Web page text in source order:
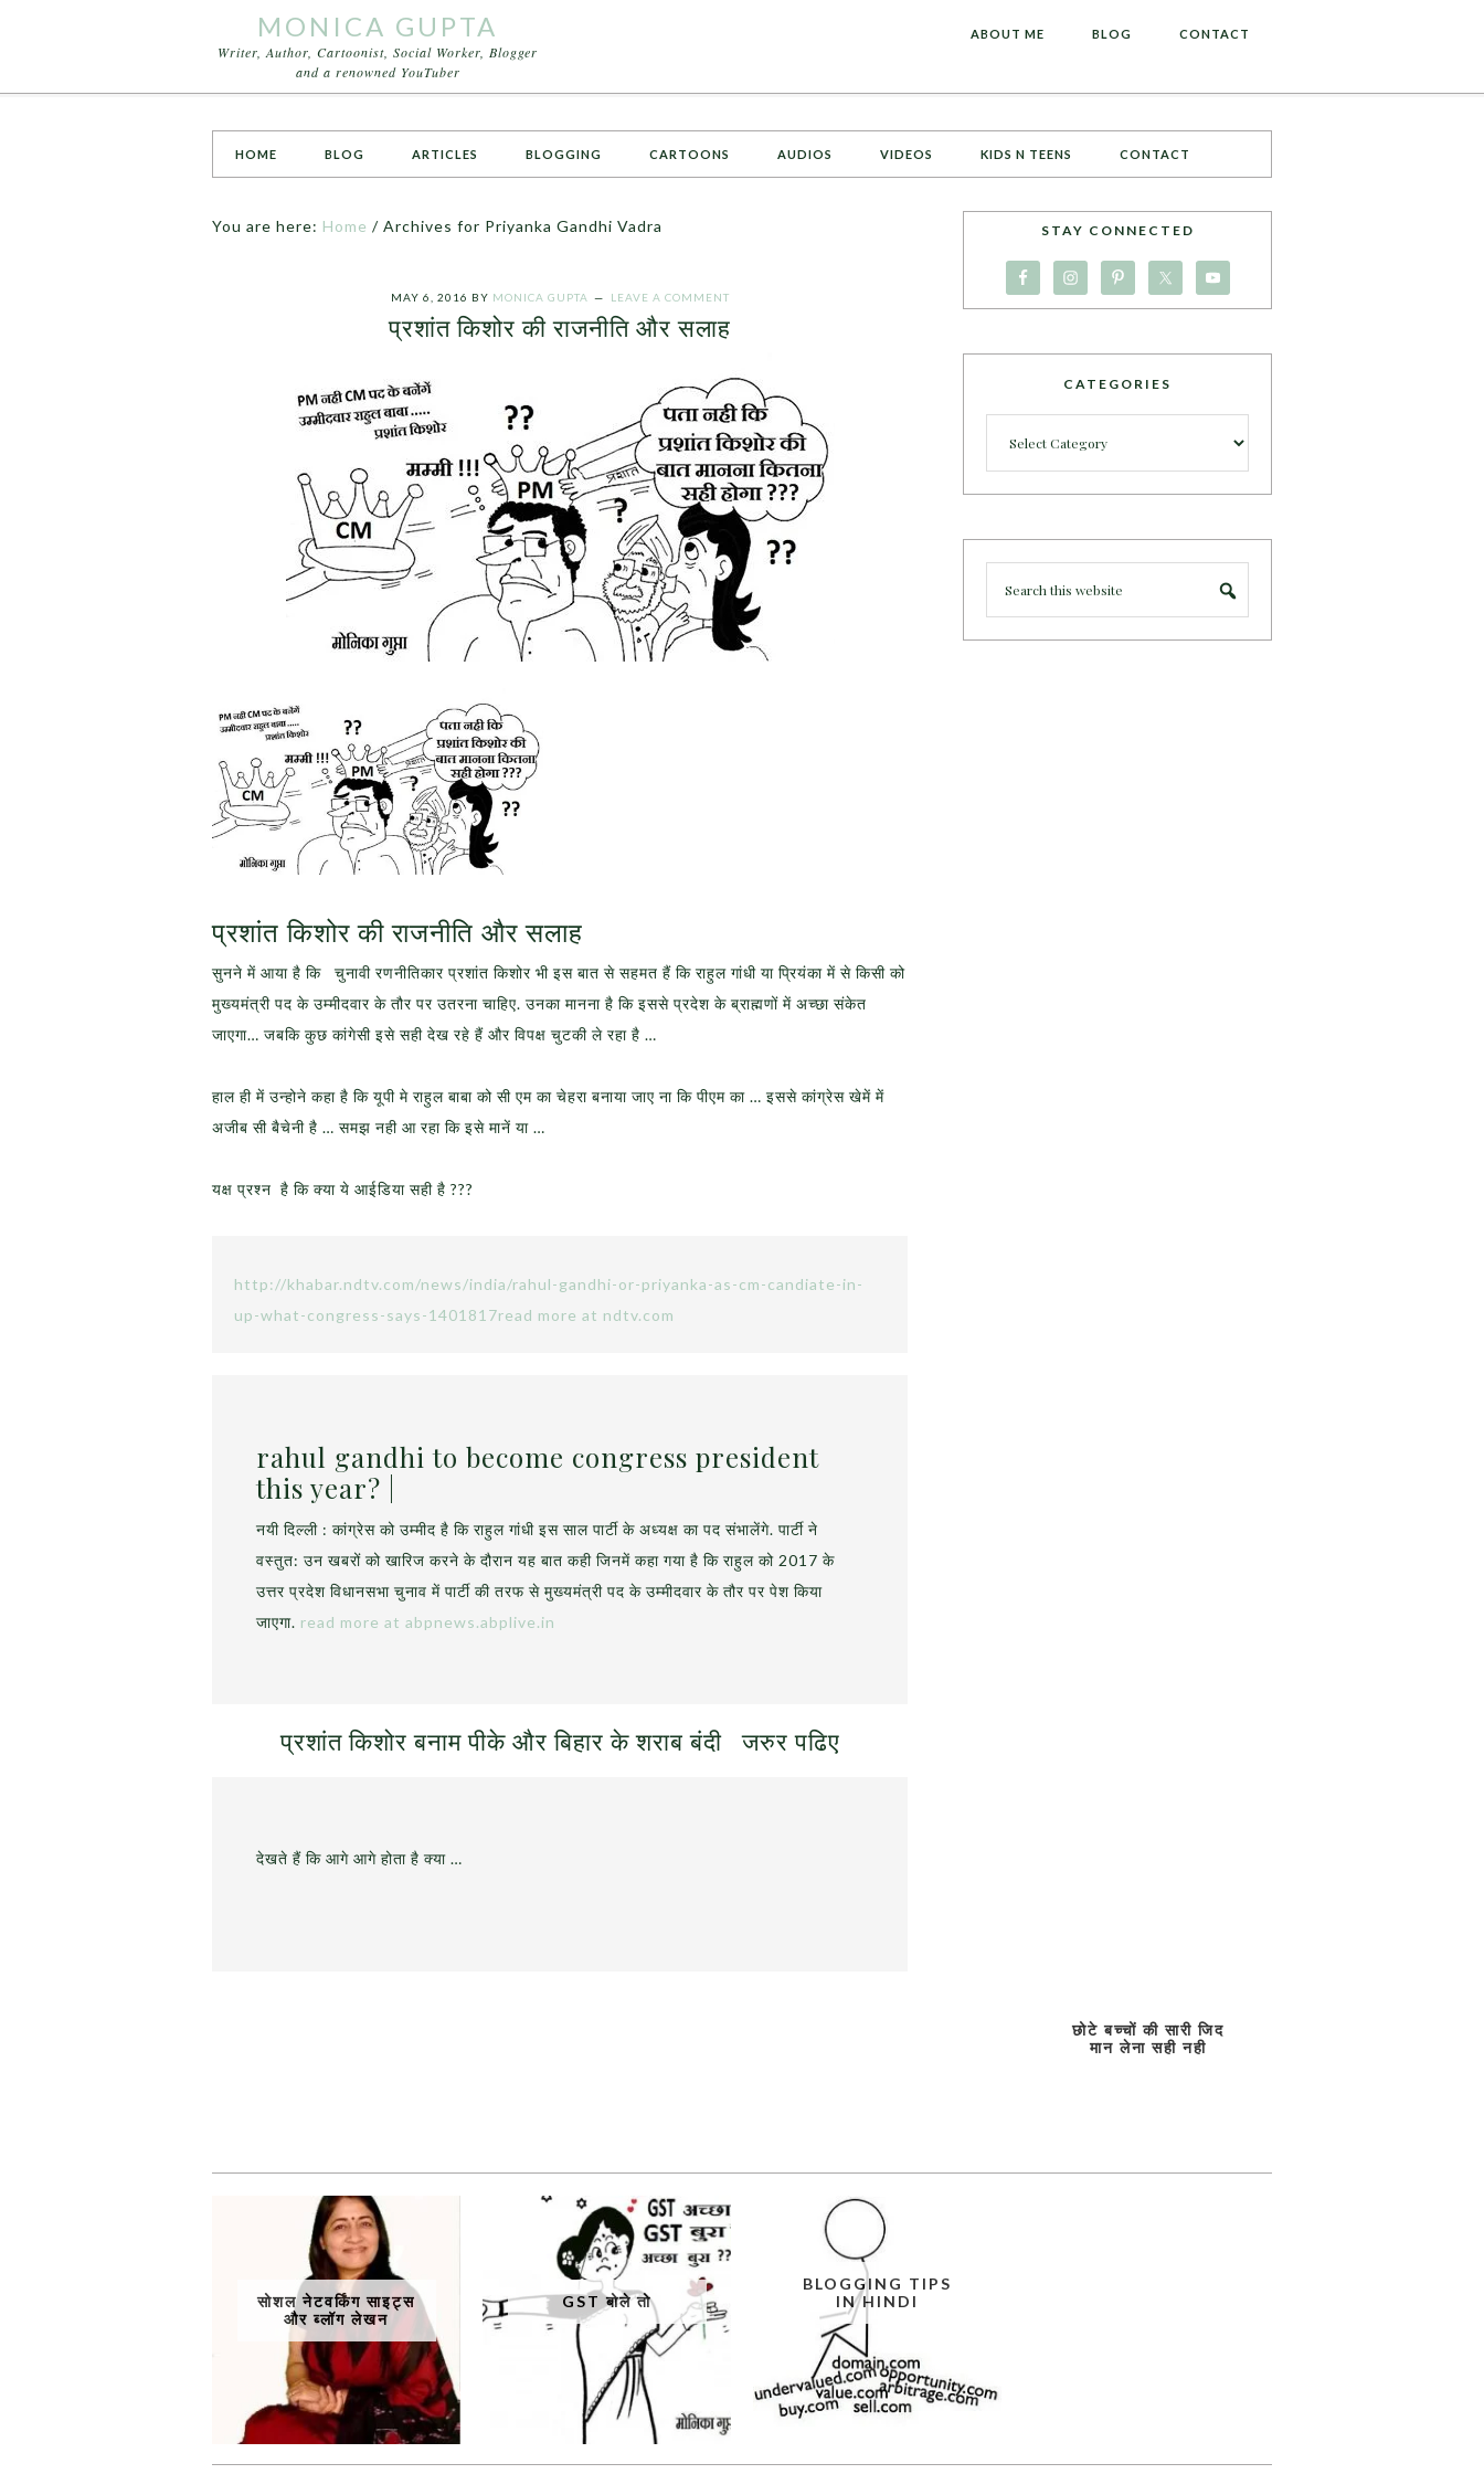
MONICA GUPTA
Writer, Author, Cartoonist, Social Worker, Blogger
and a renowned YouTuber
ABOUT ME BLOG CONTACT
HOME BLOG ARTICLES BLOGGING CARTOONS AUDIOS VIDEOS KIDS N TEENS CONTACT
You are here: Home / Archives for Priyanka Gandhi Vadra
MAY 6, 2016 BY MONICA GUPTA LEAVE A COMMENT
प्रशांत किशोर की राजनीति और सलाह
प्रशांत किशोर की राजनीति और सलाह
सुनने में आया है कि चुनावी रणनीतिकार प्रशांत किशोर भी इस बात से सहमत हैं कि राहुल गांधी या प्रियंका में से किसी को
मुख्‍यमंत्री पद के उम्‍मीदवार के तौर पर उतरना चाहिए. उनका मानना है कि इससे प्रदेश के ब्राह्मणों में अच्‍छा संकेत
जाएगा… जबकि कुछ कांगेसी इसे सही देख रहे हैं और विपक्ष चुटकी ले रहा है …
हाल ही में उन्होने कहा है कि यूपी मे राहुल बाबा को सी एम का चेहरा बनाया जाए ना कि पीएम का … इससे कांग्रेस खेमें में
अजीब सी बैचेनी है … समझ नही आ रहा कि इसे मानें या …
यक्ष प्रश्न है कि क्या ये आईडिया सही है ???
http://khabar.ndtv.com/news/india/rahul-gandhi-or-priyanka-as-cm-candiate-in-
up-what-congress-says-1401817read more at ndtv.com
rahul gandhi to become congress president
this year? |
नयी दिल्ली : कांग्रेस को उम्मीद है कि राहुल गांधी इस साल पार्टी के अध्यक्ष का पद संभालेंगे. पार्टी ने
वस्तुत: उन खबरों को खारिज करने के दौरान यह बात कही जिनमें कहा गया है कि राहुल को 2017 के
उत्तर प्रदेश विधानसभा चुनाव में पार्टी की तरफ से मुख्यमंत्री पद के उम्मीदवार के तौर पर पेश किया
जाएगा. read more at abpnews.abplive.in
प्रशांत किशोर बनाम पीके और बिहार के शराब बंदीजरुर पढिए
देखते हैं कि आगे आगे होता है क्या …
STAY CONNECTED
CATEGORIES
छोटे बच्चों की सारी जिद
मान लेना सही नही
BLOGGING TIPS
IN HINDI
GST बोले तो
सोशल नेटवर्किंग साइट्स
और ब्लॉग लेखन